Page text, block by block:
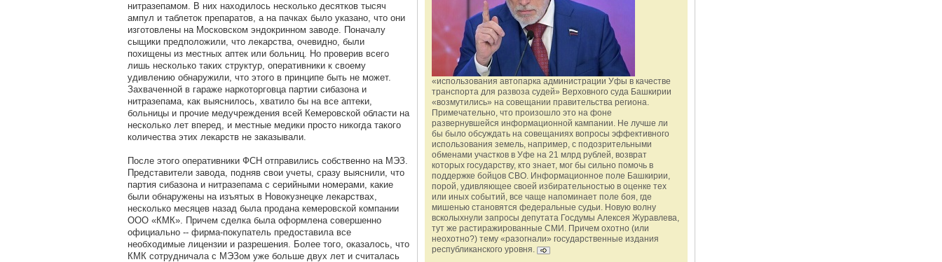
нитразепамом. В них находилось несколько десятков тысяч
ампул и таблеток препаратов, а на пачках было указано, что они
изготовлены на Московском эндокринном заводе. Поначалу
сыщики предположили, что лекарства, очевидно, были
похищены из местных аптек или больниц. Но проверив всего
лишь несколько таких структур, оперативники к своему
удивлению обнаружили, что этого в принципе быть не может.
Захваченной в гараже наркоторговца партии сибазона и
нитразепама, как выяснилось, хватило бы на все аптеки,
больницы и прочие медучреждения всей Кемеровской области на
несколько лет вперед, и местные медики просто никогда такого
количества этих лекарств не заказывали.
После этого оперативники ФСН отправились собственно на МЭЗ.
Представители завода, подняв свои учеты, сразу выяснили, что
партия сибазона и нитразепама с серийными номерами, какие
были обнаружены на изъятых в Новокузнецке лекарствах,
несколько месяцев назад была продана кемеровской компании
ООО «КМК». Причем сделка была оформлена совершенно
официально -- фирма-покупатель предоставила все
необходимые лицензии и разрешения. Более того, оказалось, что
КМК сотрудничала с МЭЗом уже больше двух лет и считалась
«использования автопарка администрации Уфы в качестве
транспорта для развоза судей» Верховного суда Башкирии
«возмутились» на совещании правительства региона.
Примечательно, что произошло это на фоне
развернувшейся информационной кампании. Не лучше ли
бы было обсуждать на совещаниях вопросы эффективного
использования земель, например, с подозрительными
обменами участков в Уфе на 21 млрд рублей, возврат
которых государству, кто знает, мог бы сильно помочь в
поддержке бойцов СВО. Информационное поле Башкирии,
порой, удивляющее своей избирательностью в оценке тех
или иных событий, все чаще напоминает поле боя, где
мишенью становятся федеральные судьи. Новую волну
всколыхнули запросы депутата Госдумы Алексея Журавлева,
тут же растиражированные СМИ. Причем охотно (или
неохотно?) тему «разогнали» государственные издания
республиканского уровня.